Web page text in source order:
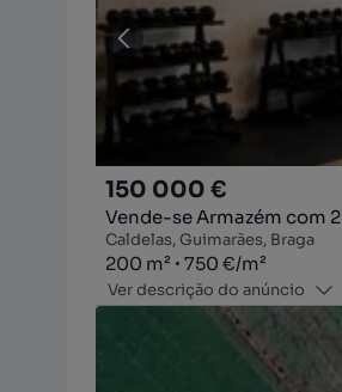
150 000 €
Vende-se Armazém com
Caldelas, Guimarães, Braga
Zona
200 m²
Preço por metro quadrado
750 €/m²
Ver descrição do anúncio